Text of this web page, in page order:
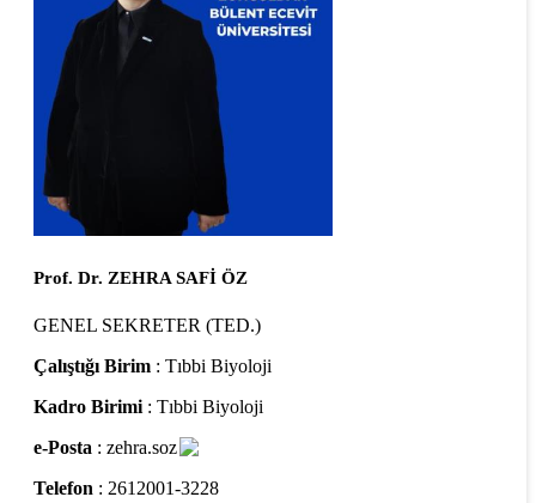
Prof. Dr. ZEHRA SAFİ ÖZ
GENEL SEKRETER (TED.)
Çalıştığı Birim : Tıbbi Biyoloji
Kadro Birimi : Tıbbi Biyoloji
e-Posta : zehra.soz
Telefon : 2612001-3228